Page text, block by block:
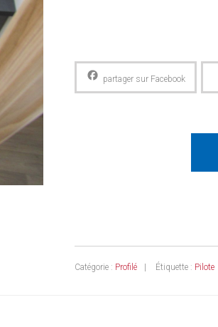
Facebook
Catégorie : Profilé Étiquette : Pilote